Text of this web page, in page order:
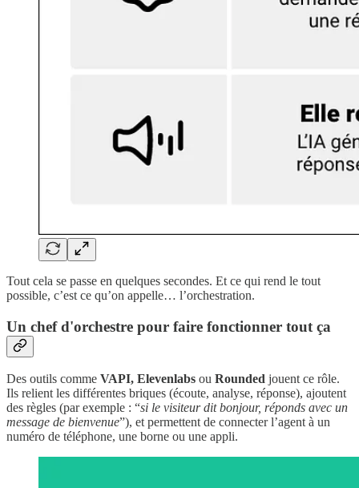
Tout cela se passe en quelques secondes. Et ce qui rend le tout
possible, c’est ce qu’on appelle… l’orchestration.
Un chef d'orchestre pour faire fonctionner tout ça
Des outils comme VAPI, Elevenlabs ou Rounded jouent ce rôle.
Ils relient les différentes briques (écoute, analyse, réponse), ajoutent
des règles (par exemple : “si le visiteur dit bonjour, réponds avec un
message de bienvenue”), et permettent de connecter l’agent à un
numéro de téléphone, une borne ou une appli.